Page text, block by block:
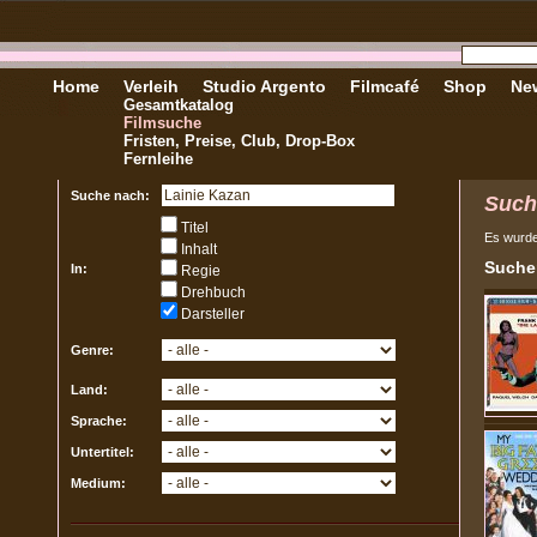
Home Verleih
Gesamtkatalog
Filmsuche
Fristen, Preise, Club, Drop-Box
Fernleihe
Studio Argento Filmcafé Shop
Suche nach:
In:
Titel
Inhalt
Regie
Drehbuch
Darsteller
Genre:
Land:
Sprache:
Untertitel:
Medium:
Es